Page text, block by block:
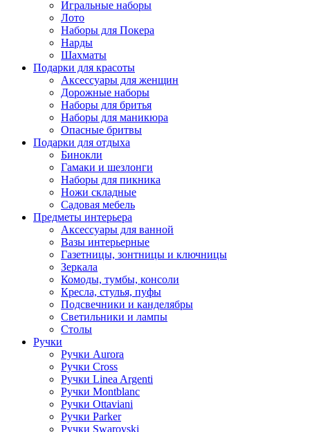
Игральные наборы
Лото
Наборы для Покера
Нарды
Шахматы
Подарки для красоты
Аксессуары для женщин
Дорожные наборы
Наборы для бритья
Наборы для маникюра
Опасные бритвы
Подарки для отдыха
Бинокли
Гамаки и шезлонги
Наборы для пикника
Ножи складные
Садовая мебель
Предметы интерьера
Аксессуары для ванной
Вазы интерьерные
Газетницы, зонтницы и ключницы
Зеркала
Комоды, тумбы, консоли
Кресла, стулья, пуфы
Подсвечники и канделябры
Светильники и лампы
Столы
Ручки
Ручки Aurora
Ручки Cross
Ручки Linea Argenti
Ручки Montblanc
Ручки Ottaviani
Ручки Parker
Ручки Swarovski